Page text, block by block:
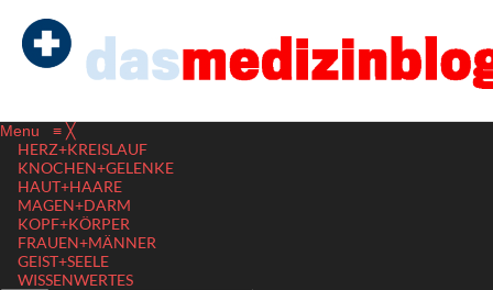
Menu ≡ ╳
HERZ+KREISLAUF
KNOCHEN+GELENKE
HAUT+HAARE
MAGEN+DARM
KOPF+KÖRPER
FRAUEN+MÄNNER
GEIST+SEELE
WISSENWERTES